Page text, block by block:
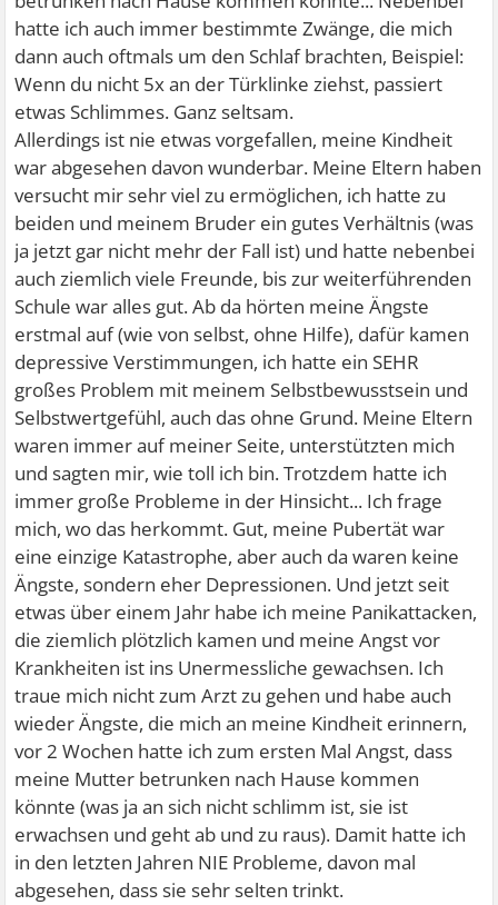
hatte ich auch immer bestimmte Zwänge, die mich
dann auch oftmals um den Schlaf brachten, Beispiel:
Wenn du nicht 5x an der Türklinke ziehst, passiert
etwas Schlimmes. Ganz seltsam.
Allerdings ist nie etwas vorgefallen, meine Kindheit
war abgesehen davon wunderbar. Meine Eltern haben
versucht mir sehr viel zu ermöglichen, ich hatte zu
beiden und meinem Bruder ein gutes Verhältnis (was
ja jetzt gar nicht mehr der Fall ist) und hatte nebenbei
auch ziemlich viele Freunde, bis zur weiterführenden
Schule war alles gut. Ab da hörten meine Ängste
erstmal auf (wie von selbst, ohne Hilfe), dafür kamen
depressive Verstimmungen, ich hatte ein SEHR
großes Problem mit meinem Selbstbewusstsein und
Selbstwertgefühl, auch das ohne Grund. Meine Eltern
waren immer auf meiner Seite, unterstützten mich
und sagten mir, wie toll ich bin. Trotzdem hatte ich
immer große Probleme in der Hinsicht... Ich frage
mich, wo das herkommt. Gut, meine Pubertät war
eine einzige Katastrophe, aber auch da waren keine
Ängste, sondern eher Depressionen. Und jetzt seit
etwas über einem Jahr habe ich meine Panikattacken,
die ziemlich plötzlich kamen und meine Angst vor
Krankheiten ist ins Unermessliche gewachsen. Ich
traue mich nicht zum Arzt zu gehen und habe auch
wieder Ängste, die mich an meine Kindheit erinnern,
vor 2 Wochen hatte ich zum ersten Mal Angst, dass
meine Mutter betrunken nach Hause kommen
könnte (was ja an sich nicht schlimm ist, sie ist
erwachsen und geht ab und zu raus). Damit hatte ich
in den letzten Jahren NIE Probleme, davon mal
abgesehen, dass sie sehr selten trinkt.